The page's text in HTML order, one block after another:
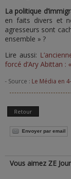
La politique
en faits divers et
agresseurs sont
ensemble » ?
Lire aussi:
forcé d’Ary Abittan
- Source : Le Média en
Retour
Envoyer par email
Vous aimez ZE